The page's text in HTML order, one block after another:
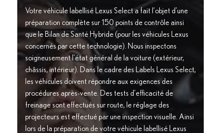
Votre véhicule labellisé Lexus Select a fait l’objet d’une
préparation complète sur 150 points de contrôle ainsi
que le Bilan de Santé Hybride (pour les véhicules Lexus
concernés par cette technologie). Nous inspectons
soigneusement l’état général de la voiture (extérieur,
châssis, intérieur). Dans le cadre des Labels Lexus Select,
les véhicules doivent répondre aux exigences des
procédures après-vente. Des tests d’efficacité de
freinage sont effectués sur route, le réglage des
projecteurs est effectué par une inspection visuelle. Ainsi
lors de la préparation de votre véhicule labellisé Lexus